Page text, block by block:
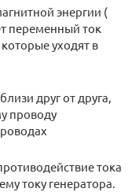
энергии (
переменный ток
уходят в
друг от друга,
проводу
тока
току генератора.